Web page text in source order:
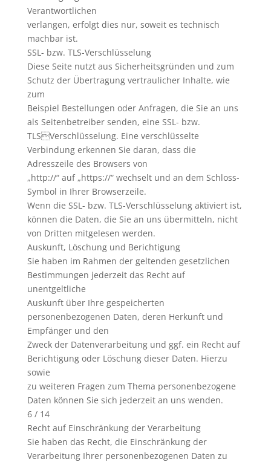
Verantwortlichen
verlangen, erfolgt dies nur, soweit es technisch
machbar ist.
SSL- bzw. TLS-Verschlüsselung
Diese Seite nutzt aus Sicherheitsgründen und zum
Schutz der Übertragung vertraulicher Inhalte, wie
zum
Beispiel Bestellungen oder Anfragen, die Sie an uns
als Seitenbetreiber senden, eine SSL- bzw.
TLSVerschlüsselung. Eine verschlüsselte
Verbindung erkennen Sie daran, dass die
Adresszeile des Browsers von
„http://“ auf „https://“ wechselt und an dem Schloss-
Symbol in Ihrer Browserzeile.
Wenn die SSL- bzw. TLS-Verschlüsselung aktiviert ist,
können die Daten, die Sie an uns übermitteln, nicht
von Dritten mitgelesen werden.
Auskunft, Löschung und Berichtigung
Sie haben im Rahmen der geltenden gesetzlichen
Bestimmungen jederzeit das Recht auf
unentgeltliche
Auskunft über Ihre gespeicherten
personenbezogenen Daten, deren Herkunft und
Empfänger und den
Zweck der Datenverarbeitung und ggf. ein Recht auf
Berichtigung oder Löschung dieser Daten. Hierzu
sowie
zu weiteren Fragen zum Thema personenbezogene
Daten können Sie sich jederzeit an uns wenden.
6 / 14
Recht auf Einschränkung der Verarbeitung
Sie haben das Recht, die Einschränkung der
Verarbeitung Ihrer personenbezogenen Daten zu